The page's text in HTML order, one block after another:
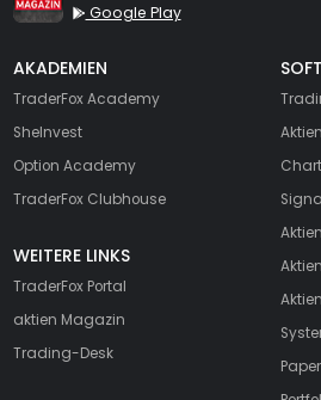
Google Play
AKADEMIEN
TraderFox Academy
SheInvest
Option Academy
TraderFox Clubhouse
WEITERE LINKS
TraderFox Portal
aktien Magazin
Trading-Desk